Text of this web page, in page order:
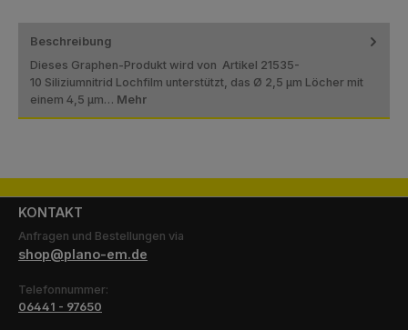
Beschreibung
Dieses Graphen-Produkt wird von Artikel 21535-
10 Siliziumnitrid Lochfilm unterstützt, das Ø 2,5 µm Löcher mit
einem 4,5 µm… Mehr
KONTAKT
Anfragen und Bestellungen via
shop@plano-em.de
Telefonnummer:
06441 - 97650